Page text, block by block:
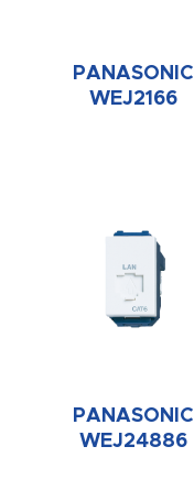
PANASONIC
WEJ2166
PANASONIC
WEJ24886